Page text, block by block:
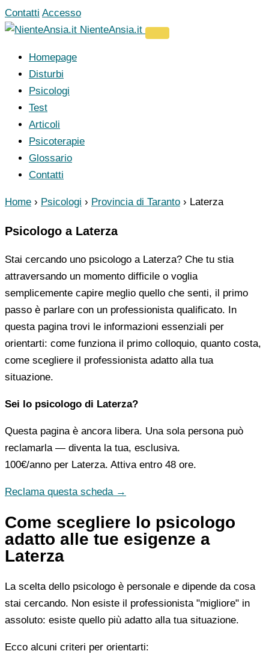
Vai
al
Contatti Accesso
NienteAnsia.it
Homepage
Disturbi
Psicologi
Test
Articoli
Psicoterapie
Glossario
Contatti
Home › Psicologi › Provincia di Taranto › Laterza
Psicologo a Laterza
Stai cercando uno psicologo a Laterza? Che tu stia
attraversando un momento difficile o voglia
semplicemente capire meglio quello che senti, il primo
passo è parlare con un professionista qualificato. In
questa pagina trovi le informazioni essenziali per
orientarti: come funziona il primo colloquio, quanto costa,
come scegliere il professionista adatto alla tua
situazione.
Sei lo psicologo di Laterza?
Questa pagina è ancora libera. Una sola persona può
reclamarla — diventa la tua, esclusiva.
100€/anno per Laterza. Attiva entro 48 ore.
Reclama questa scheda →
Come scegliere lo psicologo
adatto alle tue esigenze a
Laterza
La scelta dello psicologo è personale e dipende da cosa
stai cercando. Non esiste il professionista "migliore" in
assoluto: esiste quello più adatto alla tua situazione.
Ecco alcuni criteri per orientarti: